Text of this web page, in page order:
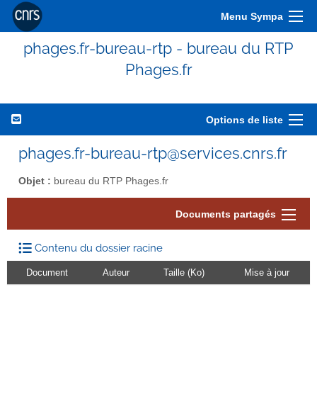
Menu Sympa
phages.fr-bureau-rtp - bureau du RTP
Phages.fr
Options de liste
phages.fr-bureau-rtp@services.cnrs.fr
Objet : bureau du RTP Phages.fr
Documents partagés
Contenu du dossier racine
Document Auteur Taille (Ko) Mise à jour